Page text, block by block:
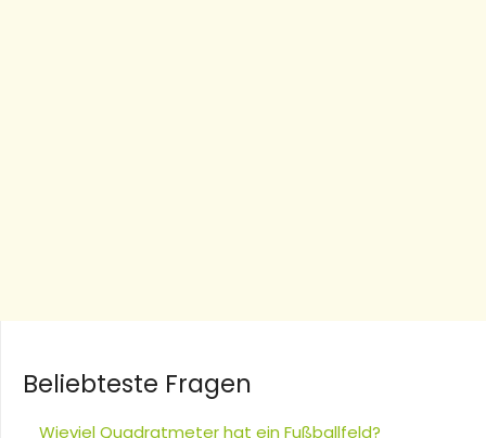
Beliebteste Fragen
Wieviel Quadratmeter hat ein Fußballfeld?